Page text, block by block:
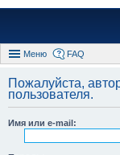
Меню FAQ
Пожалуйста,
пользователя.
Имя или e-mail: